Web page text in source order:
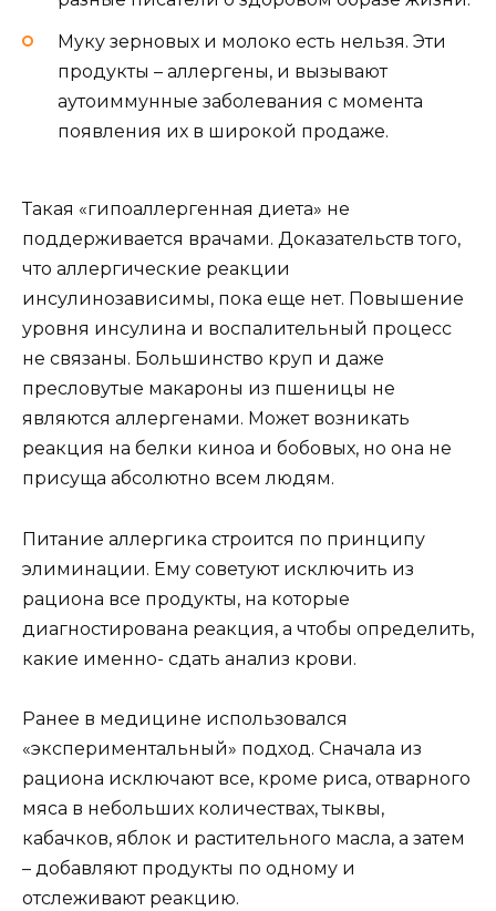
Муку зерновых и молоко есть нельзя. Эти
продукты – аллергены, и вызывают
аутоиммунные заболевания с момента
появления их в широкой продаже.
Такая «гипоаллергенная диета» не
поддерживается врачами. Доказательств того,
что аллергические реакции
инсулинозависимы, пока еще нет. Повышение
уровня инсулина и воспалительный процесс
не связаны. Большинство круп и даже
пресловутые макароны из пшеницы не
являются аллергенами. Может возникать
реакция на белки киноа и бобовых, но она не
присуща абсолютно всем людям.
Питание аллергика строится по принципу
элиминации. Ему советуют исключить из
рациона все продукты, на которые
диагностирована реакция, а чтобы определить,
какие именно- сдать анализ крови.
Ранее в медицине использовался
«экспериментальный» подход. Сначала из
рациона исключают все, кроме риса, отварного
мяса в небольших количествах, тыквы,
кабачков, яблок и растительного масла, а затем
– добавляют продукты по одному и
отслеживают реакцию.